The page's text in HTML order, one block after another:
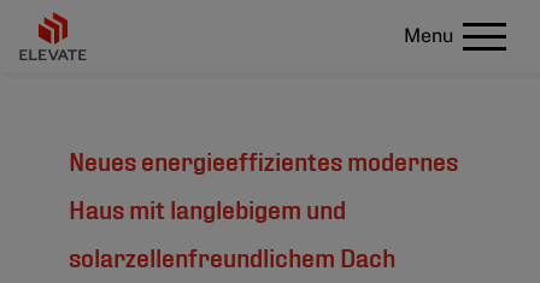
Menu
Neues energieeffizientes modernes
Haus mit langlebigem und
solarzellenfreundlichem Dach